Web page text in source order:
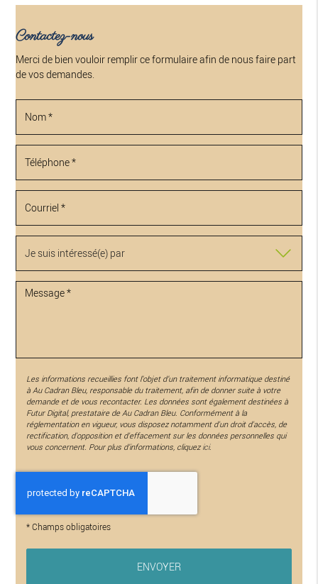
Contactez-nous
Merci de bien vouloir remplir ce formulaire afin de nous faire part
de vos demandes.
Les informations recueillies font l’objet d’un traitement informatique destiné
à Au Cadran Bleu, responsable du traitement, afin de donner suite à votre
demande et de vous recontacter. Les données sont également destinées à
Futur Digital, prestataire de Au Cadran Bleu. Conformément à la
réglementation en vigueur, vous disposez notamment d'un droit d'accès, de
rectification, d'opposition et d'effacement sur les données personnelles qui
vous concernent. Pour plus d’informations, cliquez ici.
*Champs obligatoires